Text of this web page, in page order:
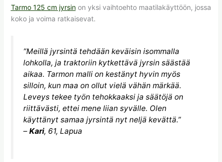
Tarmo 125 cm jyrsinon yksi vaihtoehto maatilakäyttöön, jossa
koko ja voima ratkaisevat.
”Meillä jyrsintä tehdään keväisin isommalla
lohkolla, ja traktoriin kytkettävä jyrsin säästää
aikaa. Tarmon malli on kestänyt hyvin myös
silloin, kun maa on ollut vielä vähän märkää.
Leveys tekee työn tehokkaaksi ja säätöjä on
riittävästi, ettei mene liian syvälle. Olen
käyttänyt samaa jyrsintä nyt neljä kevättä.”
– Kari, 61, Lapua